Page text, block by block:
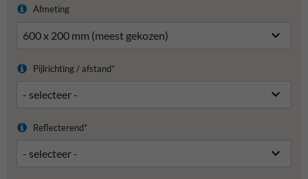
Afmeting
Pijlrichting / afstand*
Reflecterend*